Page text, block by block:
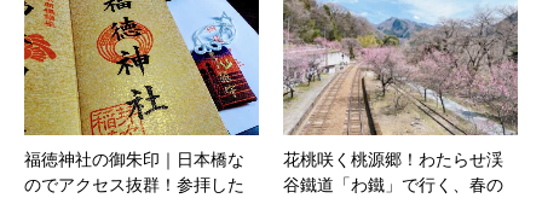
福徳神社の御朱印｜日本橋な
のでアクセス抜群！参拝した
花桃咲く桃源郷！わたらせ渓
谷鐵道「わ鐵」で行く、春の